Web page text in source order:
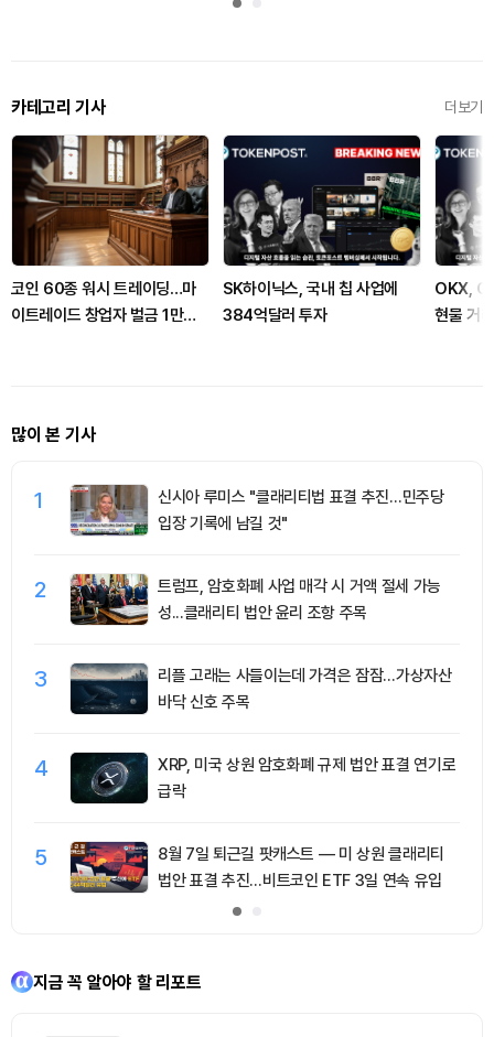
카테고리 기사 더보기
코인 60종 워시 트레이딩…마
이트레이드 창업자 벌금 1만달
SK하이닉스, 국내 칩 사업에
384억달러 투자
OKX,
현물 거
많이 본 기사
1
신시아 루미스 "클래리티법 표결 추진…민주당
입장 기록에 남길 것"
2
트럼프, 암호화폐 사업 매각 시 거액 절세 가능
성...클래리티 법안 윤리 조항 주목
3
리플 고래는 사들이는데 가격은 잠잠…가상자산
바닥 신호 주목
4
XRP, 미국 상원 암호화폐 규제 법안 표결 연기로
급락
5
8월 7일 퇴근길 팟캐스트 — 미 상원 클래리티
법안 표결 추진…비트코인 ETF 3일 연속 유입
지금 꼭 알아야 할 리포트